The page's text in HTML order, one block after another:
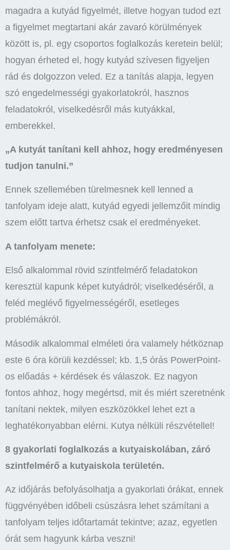
magadra a kutyád figyelmét, illetve hogyan tudod ezt
a figyelmet megtartani akár zavaró körülmények
között is, pl. egy csoportos foglalkozás keretein belül;
hogyan érheted el, hogy kutyád szívesen figyeljen
rád és dolgozzon veled. Ez a tanítás alapja, legyen
szó engedelmességi gyakorlatokról, hasznos
feladatokról, viselkedésről más kutyákkal,
emberekkel.
„A kutyát tanítani kell ahhoz, hogy eredményesen
tudjon tanulni.”
Ennek szellemében türelmesnek kell lenned a
tanfolyam ideje alatt, kutyád egyedi jellemzőit mindig
szem előtt tartva érhetsz csak el eredményeket.
A tanfolyam menete:
Első alkalommal rövid szintfelmérő feladatokon
keresztül kapunk képet kutyádról; viselkedéséről, a
feléd meglévő figyelmességéről, esetleges
problémákról.
Második alkalommal elméleti óra valamely hétköznap
este 6 óra körüli kezdéssel; kb. 1,5 órás PowerPoint-
os előadás + kérdések és válaszok. Ez nagyon
fontos ahhoz, hogy megértsd, mit és miért szeretnénk
tanítani nektek, milyen eszközökkel lehet ezt a
leghatékonyabban elérni. Kutya nélküli részvétellel!
8 gyakorlati foglalkozás a kutyaiskolában, záró
szintfelmérő a kutyaiskola területén.
Az időjárás befolyásolhatja a gyakorlati órákat, ennek
függvényében időbeli csúszásra lehet számítani a
tanfolyam teljes időtartamát tekintve; azaz, egyetlen
órát sem hagyunk kárba veszni!